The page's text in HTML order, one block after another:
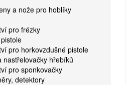
a nože pro hoblíky
pro frézky
pro horkovzdušné pistole
nastřelovačky hřebíků
pro sponkovačky
detektory